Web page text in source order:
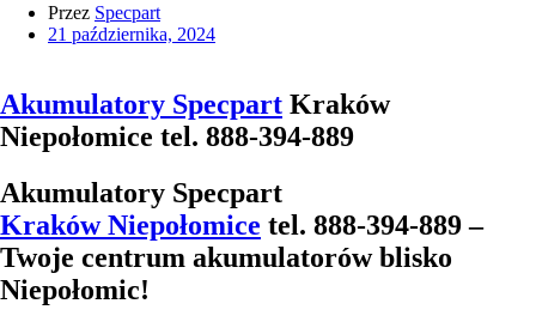
Przez Specpart
21 października, 2024
Akumulatory Specpart Kraków
Niepołomice tel. 888-394-889
Akumulatory Specpart
Kraków Niepołomice tel. 888-394-889 –
Twoje centrum akumulatorów blisko
Niepołomic!